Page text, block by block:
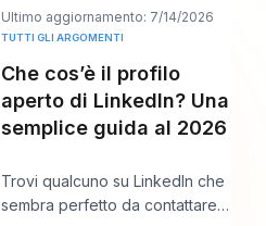
scritto bene. Qualche ora dopo,
la
Ultimo aggiornamento: 7/14/2026
TUTTI GLI ARGOMENTI
Che cos’è il profilo
aperto di LinkedIn? Una
semplice guida al 2026
Trovi qualcuno su LinkedIn che
sembra perfetto da contattare.